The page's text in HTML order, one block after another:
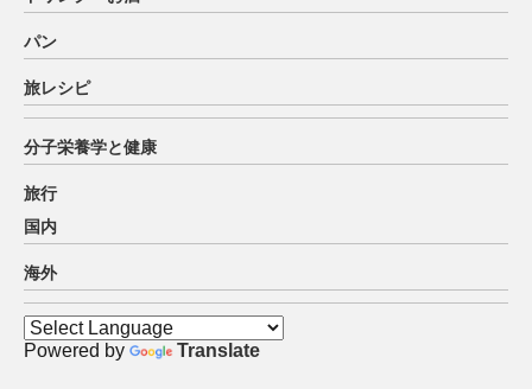
パン
旅レシピ
分子栄養学と健康
旅行
国内
海外
Powered by Translate